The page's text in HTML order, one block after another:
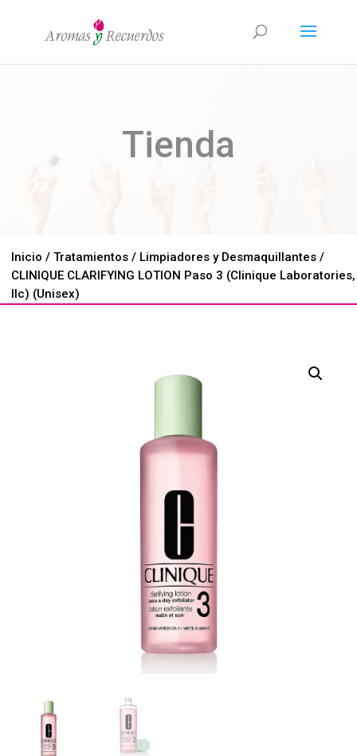
Tienda
Inicio / Tratamientos / Limpiadores y Desmaquillantes /
CLINIQUE CLARIFYING LOTION Paso 3 (Clinique Laboratories,
llc) (Unisex)